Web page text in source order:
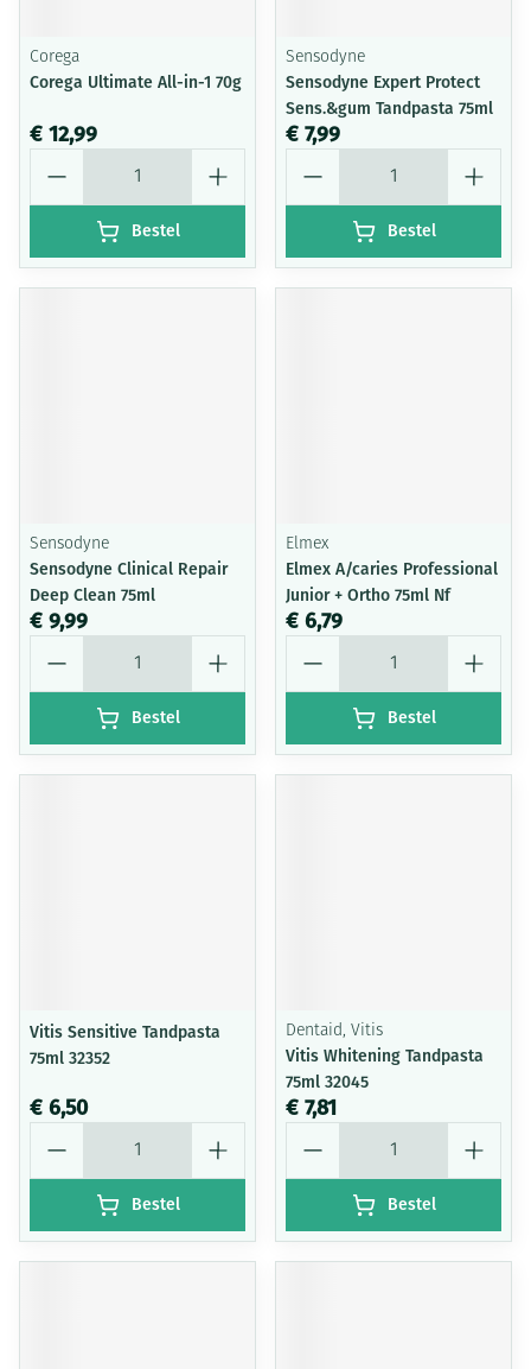
Corega
Corega Ultimate All-in-1 70g
€ 12,99
Bestel
Sensodyne
Sensodyne Expert Protect
Sens.&gum Tandpasta 75ml
€ 7,99
Bestel
Sensodyne
Sensodyne Clinical Repair
Deep Clean 75ml
€ 9,99
Bestel
Elmex
Elmex A/caries Professional
Junior + Ortho 75ml Nf
€ 6,79
Bestel
Vitis Sensitive Tandpasta
75ml 32352
€ 6,50
Bestel
Dentaid, Vitis
Vitis Whitening Tandpasta
75ml 32045
€ 7,81
Bestel